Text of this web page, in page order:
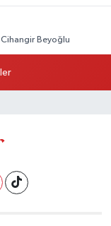
Beyoğlu